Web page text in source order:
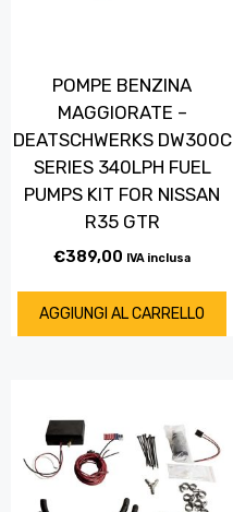
POMPE BENZINA
MAGGIORATE –
DEATSCHWERKS DW300C
SERIES 340LPH FUEL
PUMPS KIT FOR NISSAN
R35 GTR
€389,00 IVA inclusa
AGGIUNGI AL CARRELLO